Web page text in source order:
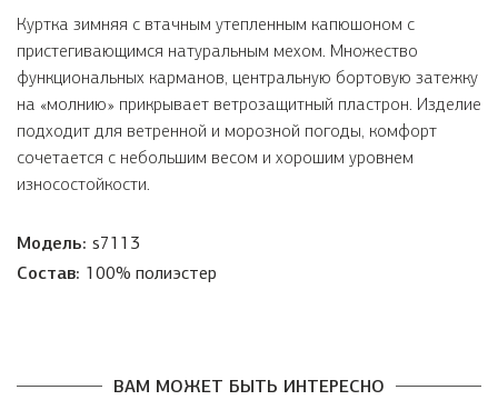
Куртка зимняя с втачным утепленным капюшоном с
пристегивающимся натуральным мехом. Множество
функциональных карманов, центральную бортовую затежку
на «молнию» прикрывает ветрозащитный пластрон. Изделие
подходит для ветренной и морозной погоды, комфорт
сочетается с небольшим весом и хорошим уровнем
износостойкости.
Модель: s7113
Состав: 100% полиэстер
ВАМ МОЖЕТ БЫТЬ ИНТЕРЕСНО